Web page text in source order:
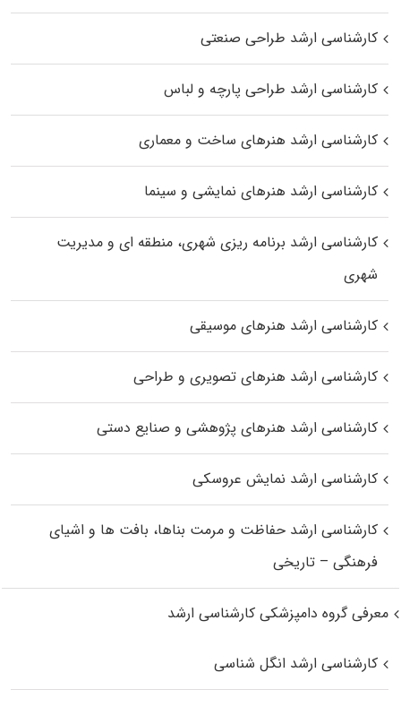
کارشناسی ارشد طراحی صنعتی
کارشناسی ارشد طراحی پارچه و لباس
کارشناسی ارشد هنرهای ساخت و معماری
کارشناسی ارشد هنرهای نمایشی و سینما
کارشناسی ارشد برنامه ریزی شهری، منطقه‌ ای و مدیریت
شهری
کارشناسی ارشد هنرهای موسیقی
کارشناسی ارشد هنرهای تصویری و طراحی
کارشناسی ارشد هنرهای پژوهشی و صنایع دستی
کارشناسی ارشد نمایش عروسکی
کارشناسی ارشد حفاظت و مرمت بناها، بافت‌ ها و اشیای
فرهنگی – تاریخی
معرفی گروه دامپزشکی کارشناسی ارشد
کارشناسی ارشد انگل شناسی